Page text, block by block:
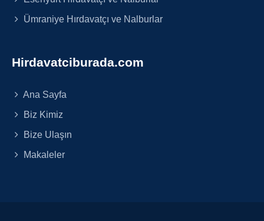
Ümraniye Hırdavatçı ve Nalburlar
Hirdavatciburada.com
Ana Sayfa
Biz Kimiz
Bize Ulaşın
Makaleler